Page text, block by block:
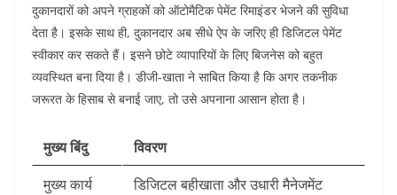
दुकानदारों को अपने ग्राहकों को ऑटोमैटिक पेमेंट रिमाइंडर भेजने की सुविधा
देता है। इसके साथ ही, दुकानदार अब सीधे ऐप के जरिए ही डिजिटल पेमेंट
स्वीकार कर सकते हैं। इसने छोटे व्यापारियों के लिए बिजनेस को बहुत
व्यवस्थित बना दिया है। डीजी-खाता ने साबित किया है कि अगर तकनीक
जरूरत के हिसाब से बनाई जाए, तो उसे अपनाना आसान होता है।
मुख्य बिंदु
विवरण
मुख्य कार्य
डिजिटल बहीखाता और उधारी मैनेजमेंट